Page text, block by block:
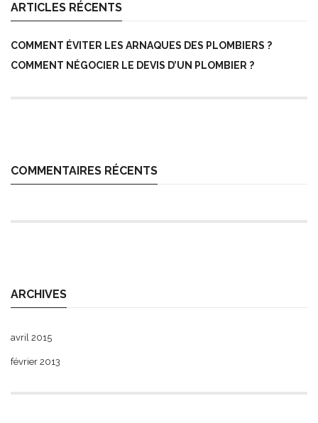
ARTICLES RÉCENTS
COMMENT ÉVITER LES ARNAQUES DES PLOMBIERS ?
COMMENT NÉGOCIER LE DEVIS D’UN PLOMBIER ?
COMMENTAIRES RÉCENTS
ARCHIVES
avril 2015
février 2013